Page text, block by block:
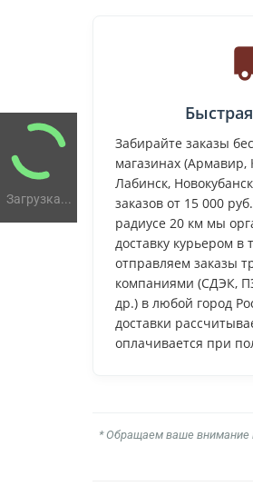
Загрузка...
Забирайте заказы
магазинах (Армавир,
Лабинск,
заказов от 15 000
радиусе 20 км мы
доставку курьером в
отправляем заказы
компаниями (СДЭК,
др.) в любой город
доставки
оплачивается при
* Обращаем ваше внимание